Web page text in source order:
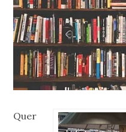
Quer